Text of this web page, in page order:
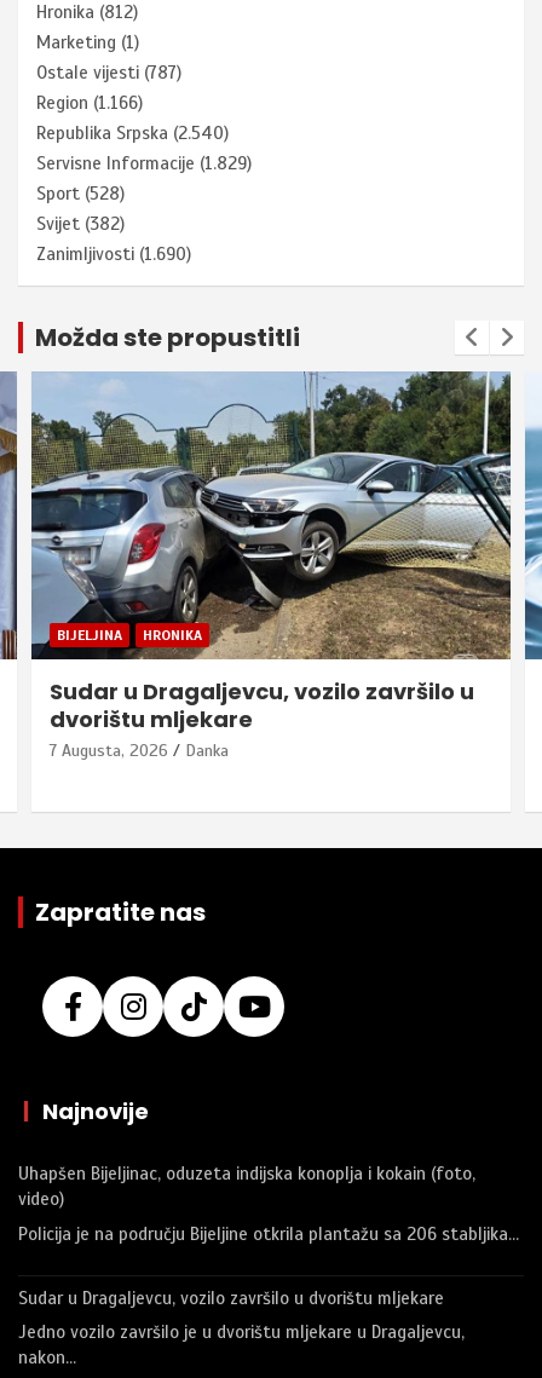
Hronika (812)
Marketing (1)
Ostale vijesti (787)
Region (1.166)
Republika Srpska (2.540)
Servisne Informacije (1.829)
Sport (528)
Svijet (382)
Zanimljivosti (1.690)
Možda ste propustitli
BIJELJINA HRONIKA
Sudar u Dragaljevcu, vozilo završilo u
dvorištu mljekare
7 Augusta, 2026 Danka
Zapratite nas
| Najnovije
Uhapšen Bijeljinac, oduzeta indijska konoplja i kokain (foto,
video)
Policija je na području Bijeljine otkrila plantažu sa 206 stabljika…
Sudar u Dragaljevcu, vozilo završilo u dvorištu mljekare
Jedno vozilo završilo je u dvorištu mljekare u Dragaljevcu,
nakon…